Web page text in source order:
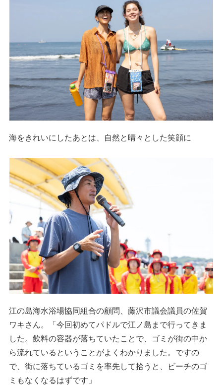
海をきれいにしたあとは、自然と晴々とした笑顔に
江の島海水浴場協同組合の顧問、藤沢市議会議員の佐賀
ワキさん。「今回初めてパドルで江ノ島まで行ってきま
した。飲料の容器が落ちていたことで、ゴミが街の中か
ら流れているということがよくわかりました。ですの
で、街に落ちているゴミを率先して拾うと、ビーチのゴ
ミもなくなるはずです」